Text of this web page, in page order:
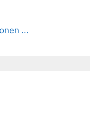
...